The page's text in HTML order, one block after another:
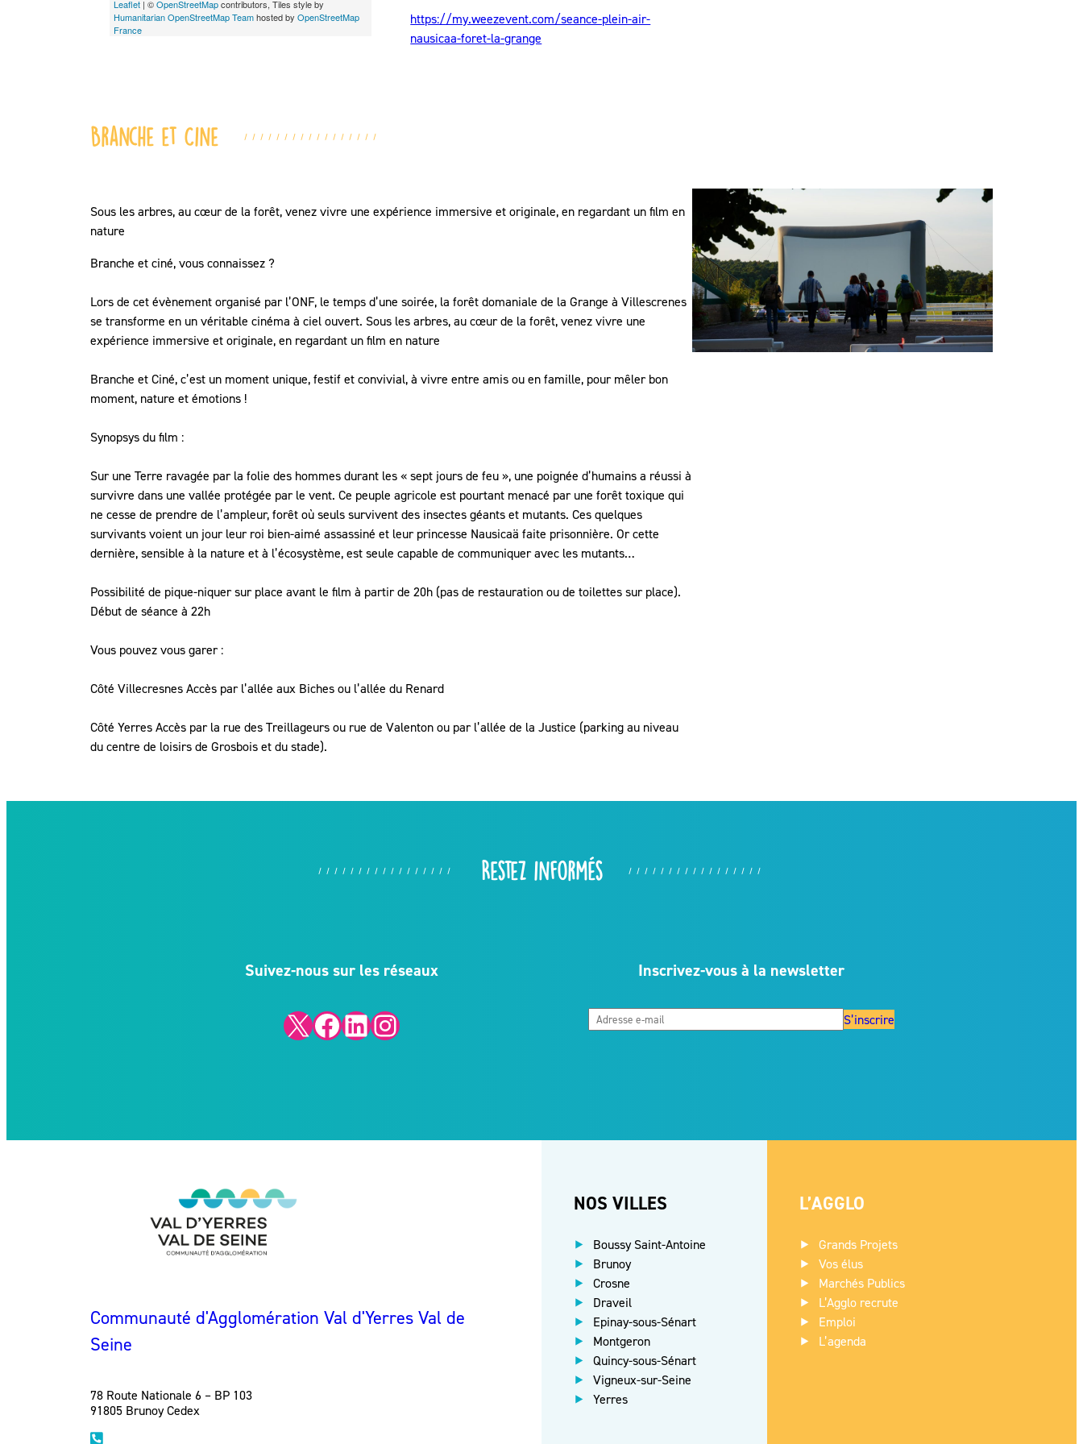
Leaflet | ©OpenStreetMapcontributors, Tiles style by
Humanitarian OpenStreetMap Teamhosted by OpenStreetMap
France
https://my.weezevent.com/seance-plein-air-
nausicaa-foret-la-grange
Branche et Cine
Sous les arbres, au cœur de la forêt, venez vivre une expérience immersive et originale, en regardant un film en
nature
Branche et ciné, vous connaissez ?
Lors de cet évènement organisé par l’ONF, le temps d’une soirée, la forêt domaniale de la Grange à Villescrenes
se transforme en un véritable cinéma à ciel ouvert. Sous les arbres, au cœur de la forêt, venez vivre une
expérience immersive et originale, en regardant un film en nature
Branche et Ciné, c’est un moment unique, festif et convivial, à vivre entre amis ou en famille, pour mêler bon
moment, nature et émotions !
Synopsys du film :
Sur une Terre ravagée par la folie des hommes durant les « sept jours de feu », une poignée d’humains a réussi à
survivre dans une vallée protégée par le vent. Ce peuple agricole est pourtant menacé par une forêt toxique qui
ne cesse de prendre de l’ampleur, forêt où seuls survivent des insectes géants et mutants. Ces quelques
survivants voient un jour leur roi bien-aimé assassiné et leur princesse Nausicaä faite prisonnière. Or cette
dernière, sensible à la nature et à l’écosystème, est seule capable de communiquer avec les mutants…
Possibilité de pique-niquer sur place avant le film à partir de 20h (pas de restauration ou de toilettes sur place).
Début de séance à 22h
Vous pouvez vous garer :
Côté Villecresnes Accès par l’allée aux Biches ou l’allée du Renard
Côté Yerres Accès par la rue des Treillageurs ou rue de Valenton ou par l’allée de la Justice (parking au niveau
du centre de loisirs de Grosbois et du stade).
Restez informés
Suivez-nous sur les réseaux
X Facebook LinkedIn Instagram
Inscrivez-vous à la newsletter
S’inscrire
Communauté d'Agglomération Val d'Yerres Val de
Seine
78 Route Nationale 6 – BP 103
91805 Brunoy Cedex
NOS VILLES
Boussy Saint-Antoine
Brunoy
Crosne
Draveil
Epinay-sous-Sénart
Montgeron
Quincy-sous-Sénart
Vigneux-sur-Seine
Yerres
L’AGGLO
Grands Projets
Vos élus
Marchés Publics
L’Agglo recrute
Emploi
L’agenda